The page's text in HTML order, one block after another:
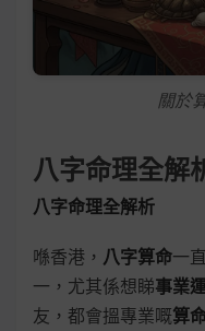
關於
八字命理全解
八字命理全解析
喺香港， 八字算命一
一，尤其係想睇事業
友，都會搵專業嘅算